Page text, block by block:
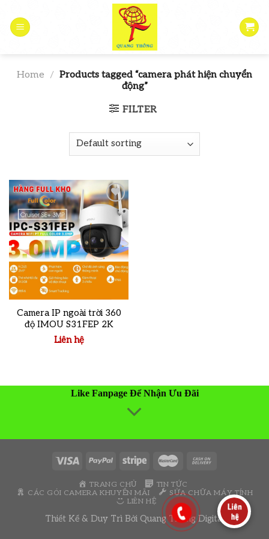
content
Home / Products tagged “camera phát hiện chuyển
động”
FILTER
Add to
wishlist
Camera IP ngoài trời 360
độ IMOU S31FEP 2K
Liên hệ
Like Fanpage Để Nhận Ưu Đãi
TRANG CHỦ
TIN TỨC
CÁC GÓI CAMERA KHUYẾN MÃI
SỬA CHỮA MÁY TÍNH
LIÊN HỆ
Thiết Kế & Duy Trì Bởi Quang Thông Digital